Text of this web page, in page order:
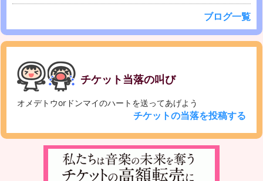
ブログ一覧
チケット当落の叫び
オメデトウorドンマイのハートを送ってあげよう
チケットの当落を投稿する